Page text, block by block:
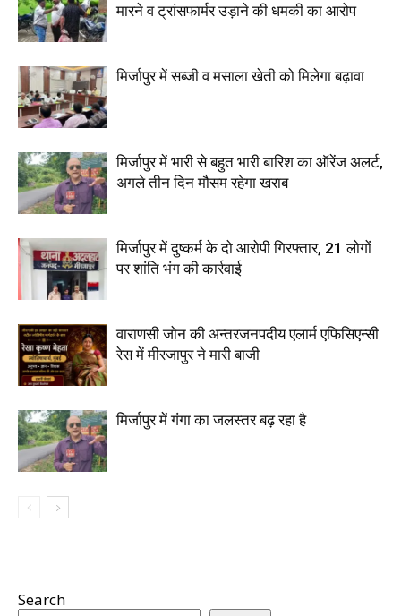
मारने व ट्रांसफार्मर उड़ाने की धमकी का आरोप
मिर्जापुर में सब्जी व मसाला खेती को मिलेगा बढ़ावा
मिर्जापुर में भारी से बहुत भारी बारिश का ऑरेंज अलर्ट,
अगले तीन दिन मौसम रहेगा खराब
मिर्जापुर में दुष्कर्म के दो आरोपी गिरफ्तार, 21 लोगों
पर शांति भंग की कार्रवाई
वाराणसी जोन की अन्तरजनपदीय एलार्म एफिसिएन्सी
रेस में मीरजापुर ने मारी बाजी
मिर्जापुर में गंगा का जलस्तर बढ़ रहा है
Search